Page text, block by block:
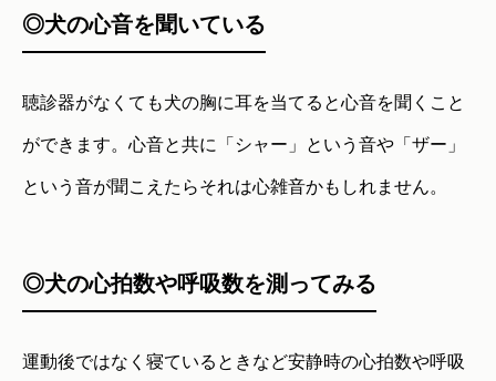
◎犬の心音を聞いている
聴診器がなくても犬の胸に耳を当てると心音を聞くこと
ができます。心音と共に「シャー」という音や「ザー」
という音が聞こえたらそれは心雑音かもしれません。
◎犬の心拍数や呼吸数を測ってみる
運動後ではなく寝ているときなど安静時の心拍数や呼吸